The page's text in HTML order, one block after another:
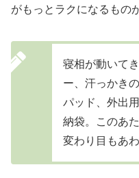
がもっとラクになるもの
寝相が動いて
ー、汗っかき
パッド、外出
納袋。このあ
変わり目もあ